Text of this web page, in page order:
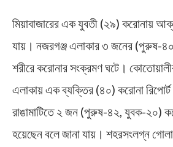
মিয়াবাজারের এক যুবতী (২৯) করোনায়
যায়। নজরগঞ্জ এলাকার ৩ জনের (পুরুষ-
শরীরে করোনার সংক্রমণ ঘটে।
এলাকায় এক ব্যক্তির (৪০) করোনা
রাঙামাটিতে ২ জন (পুরুষ-৪২, যুবক-২০)
হয়েছেন বলে জানা যায়। শহরসংলগ্ন